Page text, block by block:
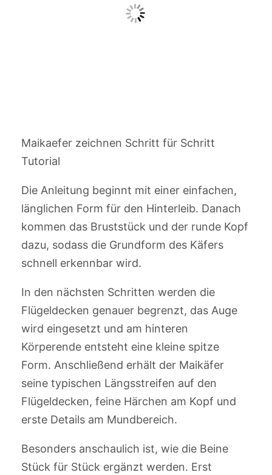
Maikaefer zeichnen Schritt für Schritt
Tutorial
Die Anleitung beginnt mit einer einfachen,
länglichen Form für den Hinterleib. Danach
kommen das Bruststück und der runde Kopf
dazu, sodass die Grundform des Käfers
schnell erkennbar wird.
In den nächsten Schritten werden die
Flügeldecken genauer begrenzt, das Auge
wird eingesetzt und am hinteren
Körperende entsteht eine kleine spitze
Form. Anschließend erhält der Maikäfer
seine typischen Längsstreifen auf den
Flügeldecken, feine Härchen am Kopf und
erste Details am Mundbereich.
Besonders anschaulich ist, wie die Beine
Stück für Stück ergänzt werden. Erst